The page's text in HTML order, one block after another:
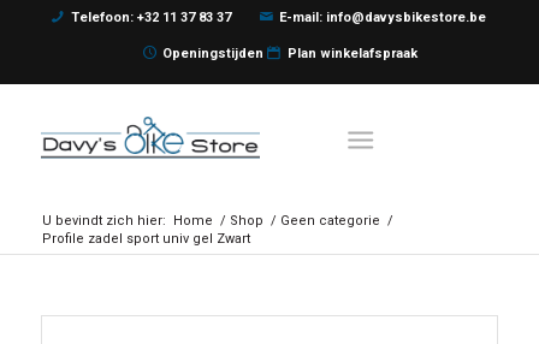
Telefoon: +32 11 37 83 37 E-mail: info@davysbikestore.be
Openingstijden Plan winkelafspraak
U bevindt zich hier: Home / Shop / Geen categorie /
Profile zadel sport univ gel Zwart